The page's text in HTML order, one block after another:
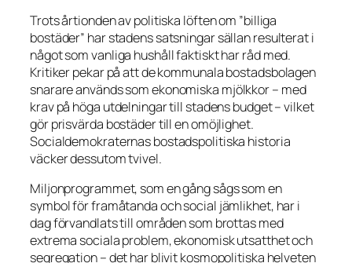
Trots årtionden av politiska löften om ”billiga
bostäder” har stadens satsningar sällan resulterat i
något som vanliga hushåll faktiskt har råd med.
Kritiker pekar på att de kommunala bostadsbolagen
snarare används som ekonomiska mjölkkor – med
krav på höga utdelningar till stadens budget – vilket
gör prisvärda bostäder till en omöjlighet.
Socialdemokraternas bostadspolitiska historia
väcker dessutom tvivel.
Miljonprogrammet, som en gång sågs som en
symbol för framåtanda och social jämlikhet, har i
dag förvandlats till områden som brottas med
extrema sociala problem, ekonomisk utsatthet och
segregation – det har blivit kosmopolitiska helveten